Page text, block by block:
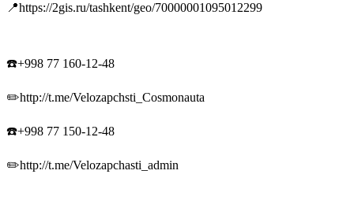
📍https://2gis.ru/tashkent/geo/70000001095012299
☎️+998 77 160-12-48
✏️http://t.me/Velozapchsti_Cosmonauta
☎️+998 77 150-12-48
✏️http://t.me/Velozapchasti_admin